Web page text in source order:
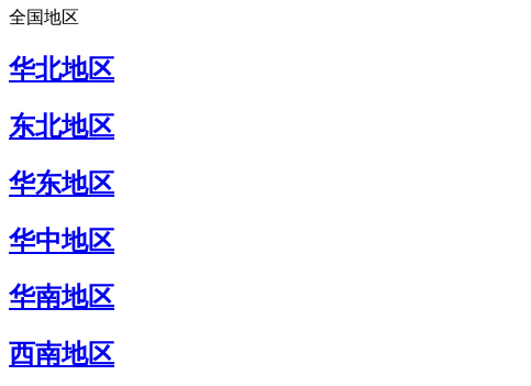
全国地区
华北地区
东北地区
华东地区
华中地区
华南地区
西南地区